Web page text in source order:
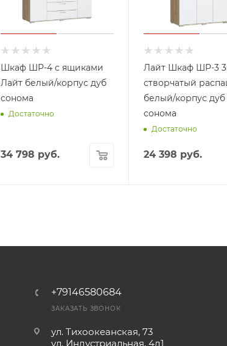
Шкаф ШР-4 с ящиками
Лайт белый/корпус дуб
сонома
Достаточно
34 798 руб.
Лайт Шкаф ШР-3
створчатый
белый/корпус дуб
сонома
Достаточно
24 398 руб.
+79146580684
ЗАКАЗАТЬ ЗВОНОК
ул. Тихоокеанская, 73
ул. Индустриальная, 4д1